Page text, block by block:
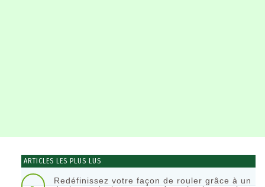
ARTICLES LES PLUS LUS
Redéfinissez votre façon de rouler grâce à un